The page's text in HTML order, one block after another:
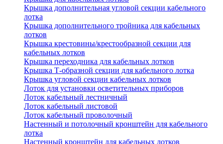
Крышка дополнительная угловой секции кабельного
лотка
Крышка дополнительного тройника для кабельных
лотков
Крышка крестовины/крестообразной секции для
кабельных лотков
Крышка переходника для кабельных лотков
Крышка Т-образной секции для кабельного лотка
Крышка угловой секции кабельных лотков
Лоток для установки осветительных приборов
Лоток кабельный лестничный
Лоток кабельный листовой
Лоток кабельный проволочный
Настенный и потолочный кронштейн для кабельного
лотка
Настенный кронштейн для кабельных лотков